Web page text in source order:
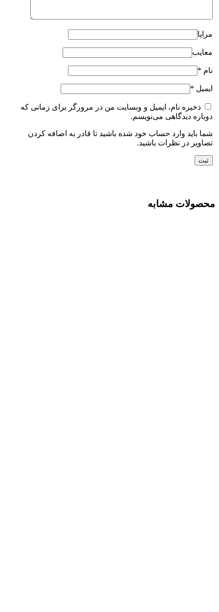
مزایا
معایب
نام *
ایمیل *
ذخیره نام، ایمیل و وبسایت من در مرورگر برای زمانی که
دوباره دیدگاهی می‌نویسم.
شما باید وارد حساب خود شده باشید تا قادر به اضافه کردن
تصاویر در نظرات باشید.
محصولات مشابه